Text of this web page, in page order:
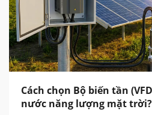
Cách chọn Bộ biến tần
nước năng lượng mặt trời?